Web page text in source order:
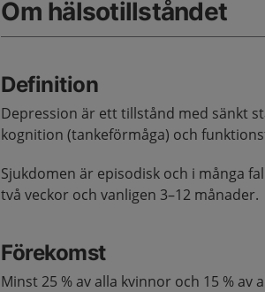
Om hälsotillståndet
Definition
Depression är ett tillstånd med sänkt
kognition (tankeförmåga) och
Sjukdomen är episodisk och i många
två veckor och vanligen 3–12 månader.
Förekomst
Minst 25 % av alla kvinnor och 15 % av